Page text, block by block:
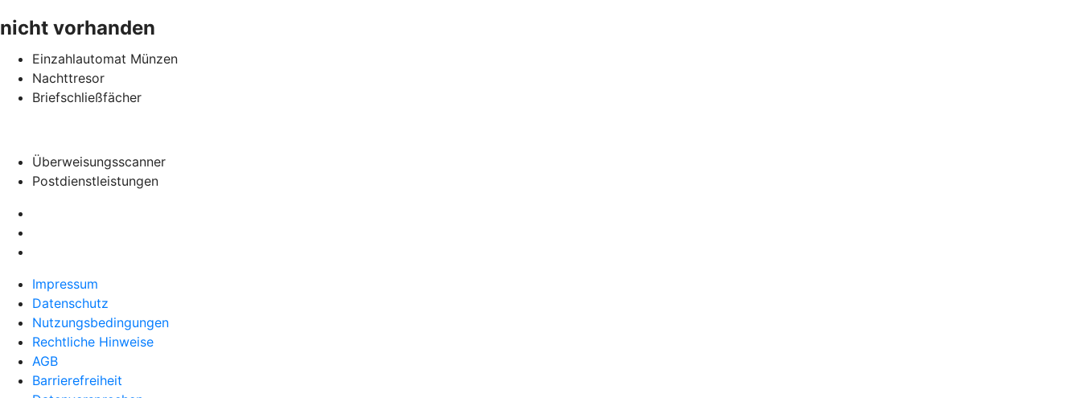
nicht vorhanden
Einzahlautomat Münzen
Nachttresor
Briefschließfächer
Überweisungsscanner
Postdienstleistungen
Impressum
Datenschutz
Nutzungsbedingungen
Rechtliche Hinweise
AGB
Barrierefreiheit